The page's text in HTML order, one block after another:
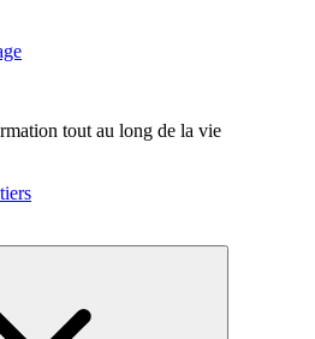
tout au long de la vie